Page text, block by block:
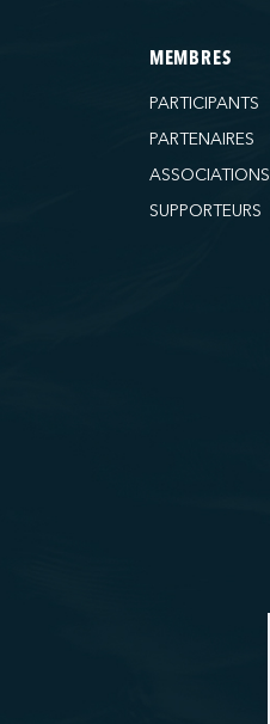
MEMBRES
PARTICIPANTS
PARTENAIRES
ASSOCIATIONS
SUPPORTEURS